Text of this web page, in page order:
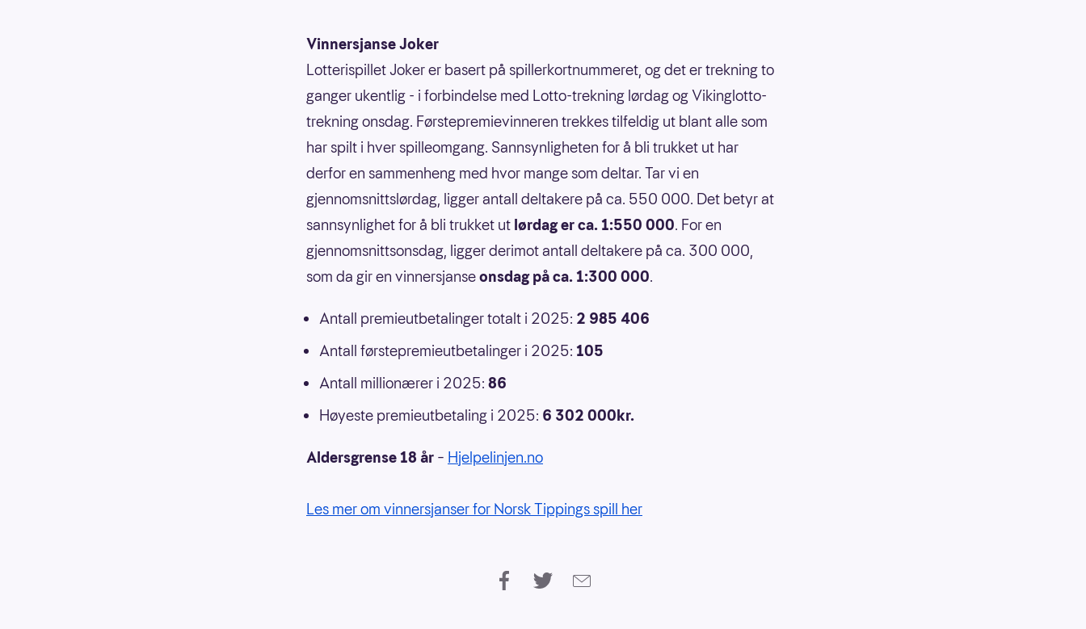
Vinnersjanse Joker
Lotterispillet Joker er basert på spillerkortnummeret, og det er trekning to
ganger ukentlig - i forbindelse med Lotto-trekning lørdag og Vikinglotto-
trekning onsdag. Førstepremievinneren trekkes tilfeldig ut blant alle som
har spilt i hver spilleomgang. Sannsynligheten for å bli trukket ut har
derfor en sammenheng med hvor mange som deltar. Tar vi en
gjennomsnittslørdag, ligger antall deltakere på ca. 550 000. Det betyr at
sannsynlighet for å bli trukket ut lørdag er ca. 1:550 000. For en
gjennomsnittsonsdag, ligger derimot antall deltakere på ca. 300 000,
som da gir en vinnersjanseonsdag på ca. 1:300 000.
Antall premieutbetalinger totalt i 2025: 2 985 406
Antall førstepremieutbetalinger i 2025: 105
Antall millionærer i 2025: 86
Høyeste premieutbetaling i 2025: 6 302 000kr.
Aldersgrense 18 år – Hjelpelinjen.no
Les mer om vinnersjanser for Norsk Tippings spill her